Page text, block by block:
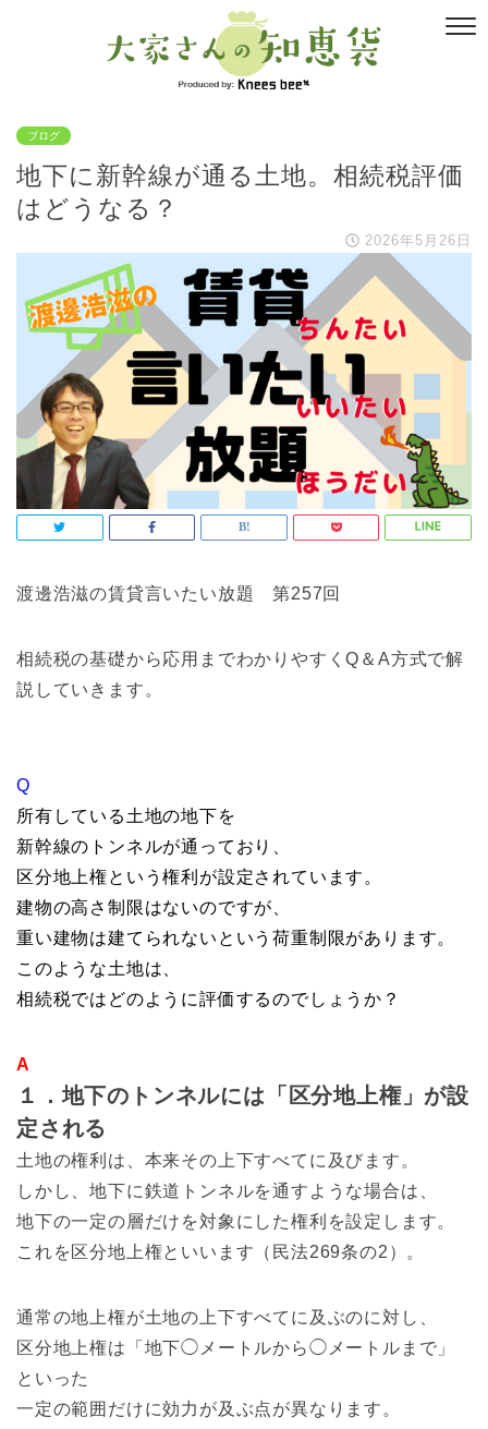
ブログ
地下に新幹線が通る土地。相続税評価
はどうなる？
2026年5月26日
渡邊浩滋の賃貸言いたい放題 第257回
相続税の基礎から応用までわかりやすくQ＆A方式で解
説していきます。
Q
所有している土地の地下を
新幹線のトンネルが通っており、
区分地上権という権利が設定されています。
建物の高さ制限はないのですが、
重い建物は建てられないという荷重制限があります。
このような土地は、
相続税ではどのように評価するのでしょうか？
A
１．地下のトンネルには「区分地上権」が設
定される
土地の権利は、本来その上下すべてに及びます。
しかし、地下に鉄道トンネルを通すような場合は、
地下の一定の層だけを対象にした権利を設定します。
これを区分地上権といいます（民法269条の2）。
通常の地上権が土地の上下すべてに及ぶのに対し、
区分地上権は「地下◯メートルから◯メートルまで」
といった
一定の範囲だけに効力が及ぶ点が異なります。